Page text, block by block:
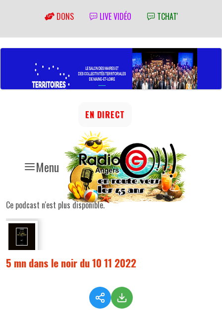
DONS LIVE VIDÉO TCHAT'
Menu
EN DIRECT
Ce podcast n'est plus disponible.
5 mn dans le noir du 10 11 2022